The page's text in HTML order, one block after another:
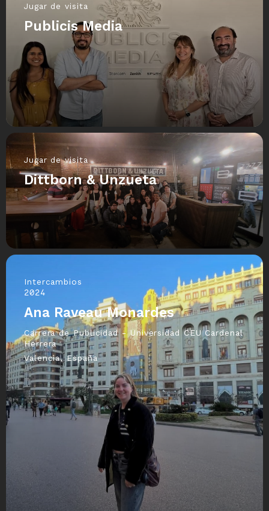
Jugar de visita
Publicis Media
Jugar de visita
Dittborn & Unzueta
Intercambios
2024
Ana Raveau Monardes
Carrera de Publicidad - Universidad CEU Cardenal
Herrera
Valencia, España